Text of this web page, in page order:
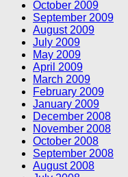
October 2009
September 2009
August 2009
July 2009
May 2009
April 2009
March 2009
February 2009
January 2009
December 2008
November 2008
October 2008
September 2008
August 2008